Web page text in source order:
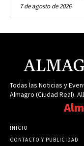
7 de agosto de 2026
Todas las Noticias y
Almagro (Ciudad Real).
INICIO
CONTACTO Y PUBLICIDAD